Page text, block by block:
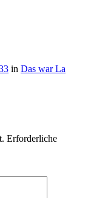
in Das war La
Erforderliche